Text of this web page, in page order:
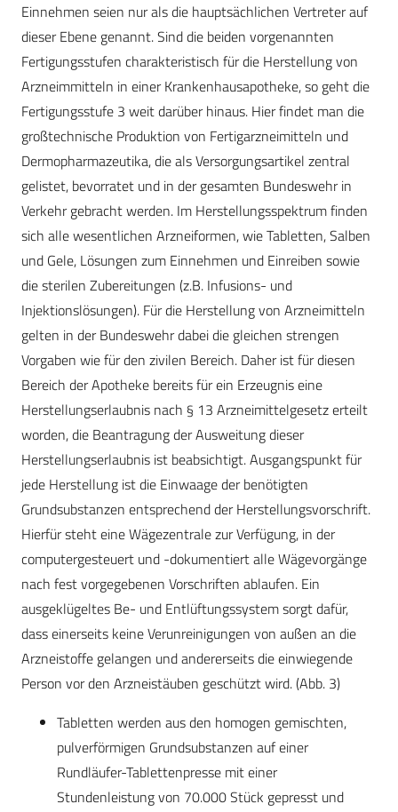
Einnehmen seien nur als die hauptsächlichen Vertreter auf
dieser Ebene genannt. Sind die beiden vorgenannten
Fertigungsstufen charakteristisch für die Herstellung von
Arzneimmitteln in einer Krankenhausapotheke, so geht die
Fertigungsstufe 3 weit darüber hinaus. Hier findet man die
großtechnische Produktion von Fertigarzneimitteln und
Dermopharmazeutika, die als Versorgungsartikel zentral
gelistet, bevorratet und in der gesamten Bundeswehr in
Verkehr gebracht werden. Im Herstellungsspektrum finden
sich alle wesentlichen Arzneiformen, wie Tabletten, Salben
und Gele, Lösungen zum Einnehmen und Einreiben sowie
die sterilen Zubereitungen (z.B. Infusions- und
Injektionslösungen). Für die Herstellung von Arzneimitteln
gelten in der Bundeswehr dabei die gleichen strengen
Vorgaben wie für den zivilen Bereich. Daher ist für diesen
Bereich der Apotheke bereits für ein Erzeugnis eine
Herstellungserlaubnis nach § 13 Arzneimittelgesetz erteilt
worden, die Beantragung der Ausweitung dieser
Herstellungserlaubnis ist beabsichtigt. Ausgangspunkt für
jede Herstellung ist die Einwaage der benötigten
Grundsubstanzen entsprechend der Herstellungsvorschrift.
Hierfür steht eine Wägezentrale zur Verfügung, in der
computergesteuert und -dokumentiert alle Wägevorgänge
nach fest vorgegebenen Vorschriften ablaufen. Ein
ausgeklügeltes Be- und Entlüftungssystem sorgt dafür,
dass einerseits keine Verunreinigungen von außen an die
Arzneistoffe gelangen und andererseits die einwiegende
Person vor den Arzneistäuben geschützt wird. (Abb. 3)
Tabletten werden aus den homogen gemischten,
pulverförmigen Grundsubstanzen auf einer
Rundläufer-Tablettenpresse mit einer
Stundenleistung von 70.000 Stück gepresst und